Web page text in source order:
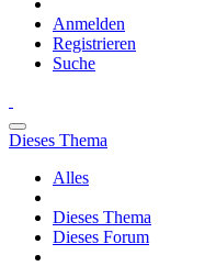
Anmelden
Registrieren
Suche
Dieses Thema
Alles
Dieses Thema
Dieses Forum